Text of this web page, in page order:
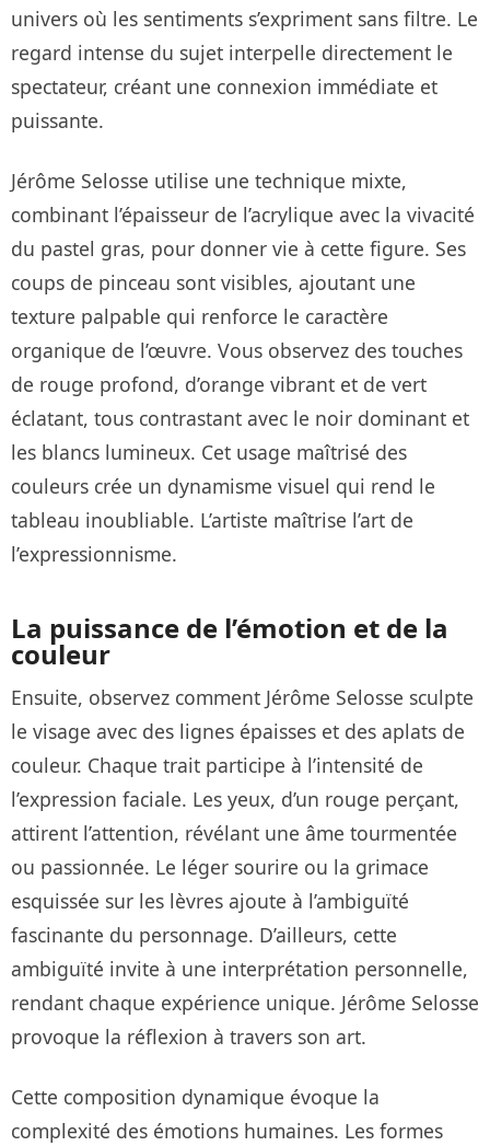
univers où les sentiments s’expriment sans filtre. Le
regard intense du sujet interpelle directement le
spectateur, créant une connexion immédiate et
puissante.
Jérôme Selosse utilise une technique mixte,
combinant l’épaisseur de l’acrylique avec la vivacité
du pastel gras, pour donner vie à cette figure. Ses
coups de pinceau sont visibles, ajoutant une
texture palpable qui renforce le caractère
organique de l’œuvre. Vous observez des touches
de rouge profond, d’orange vibrant et de vert
éclatant, tous contrastant avec le noir dominant et
les blancs lumineux. Cet usage maîtrisé des
couleurs crée un dynamisme visuel qui rend le
tableau inoubliable. L’artiste maîtrise l’art de
l’expressionnisme.
La puissance de l’émotion et de la
couleur
Ensuite, observez comment Jérôme Selosse sculpte
le visage avec des lignes épaisses et des aplats de
couleur. Chaque trait participe à l’intensité de
l’expression faciale. Les yeux, d’un rouge perçant,
attirent l’attention, révélant une âme tourmentée
ou passionnée. Le léger sourire ou la grimace
esquissée sur les lèvres ajoute à l’ambiguïté
fascinante du personnage. D’ailleurs, cette
ambiguïté invite à une interprétation personnelle,
rendant chaque expérience unique. Jérôme Selosse
provoque la réflexion à travers son art.
Cette composition dynamique évoque la
complexité des émotions humaines. Les formes